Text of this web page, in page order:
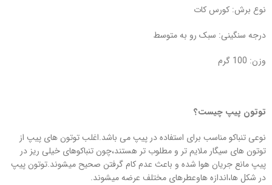
نوع برش: کورس کات
درجه سنگینی: سبک رو به متوسط
وزن: 100 گرم
توتون پیپ چیست؟
نوعی تنباکو مناسب برای استفاده در پیپ می باشد.اغلب توتون های پیپ از
توتون های سیگار ملایم تر و مطلوب تر هستند،چون تنباکوهای خیلی ریز در
پیپ مانع جریان هوا شده و باعث عدم کام گرفتن صحیح میشوند.توتون پیپ
در شکل ها،اندازه هاوعطرهای مختلف عرضه میشوند.